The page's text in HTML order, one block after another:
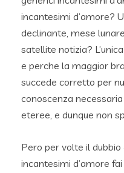
incantesimi d’amore?
declinante, mese
satellite notizia?
e perche la maggior
succede corretto per
conoscenza
eteree, e dunque non
Pero per volte il
incantesimi d’amore